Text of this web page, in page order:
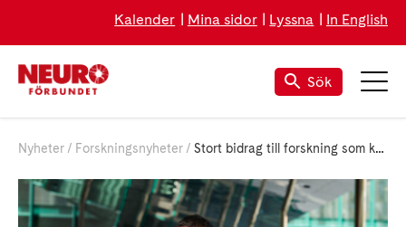
Kalender Mina sidor Lyssna In English
Sök
Nyheter Forskningsnyheter Stort bidrag till forskning som kan ge ny behandling mot MS